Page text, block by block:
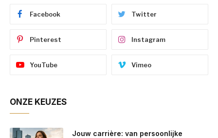
Facebook Twitter
Pinterest Instagram
YouTube Vimeo
ONZE KEUZES
Jouw carrière: van persoonlijke